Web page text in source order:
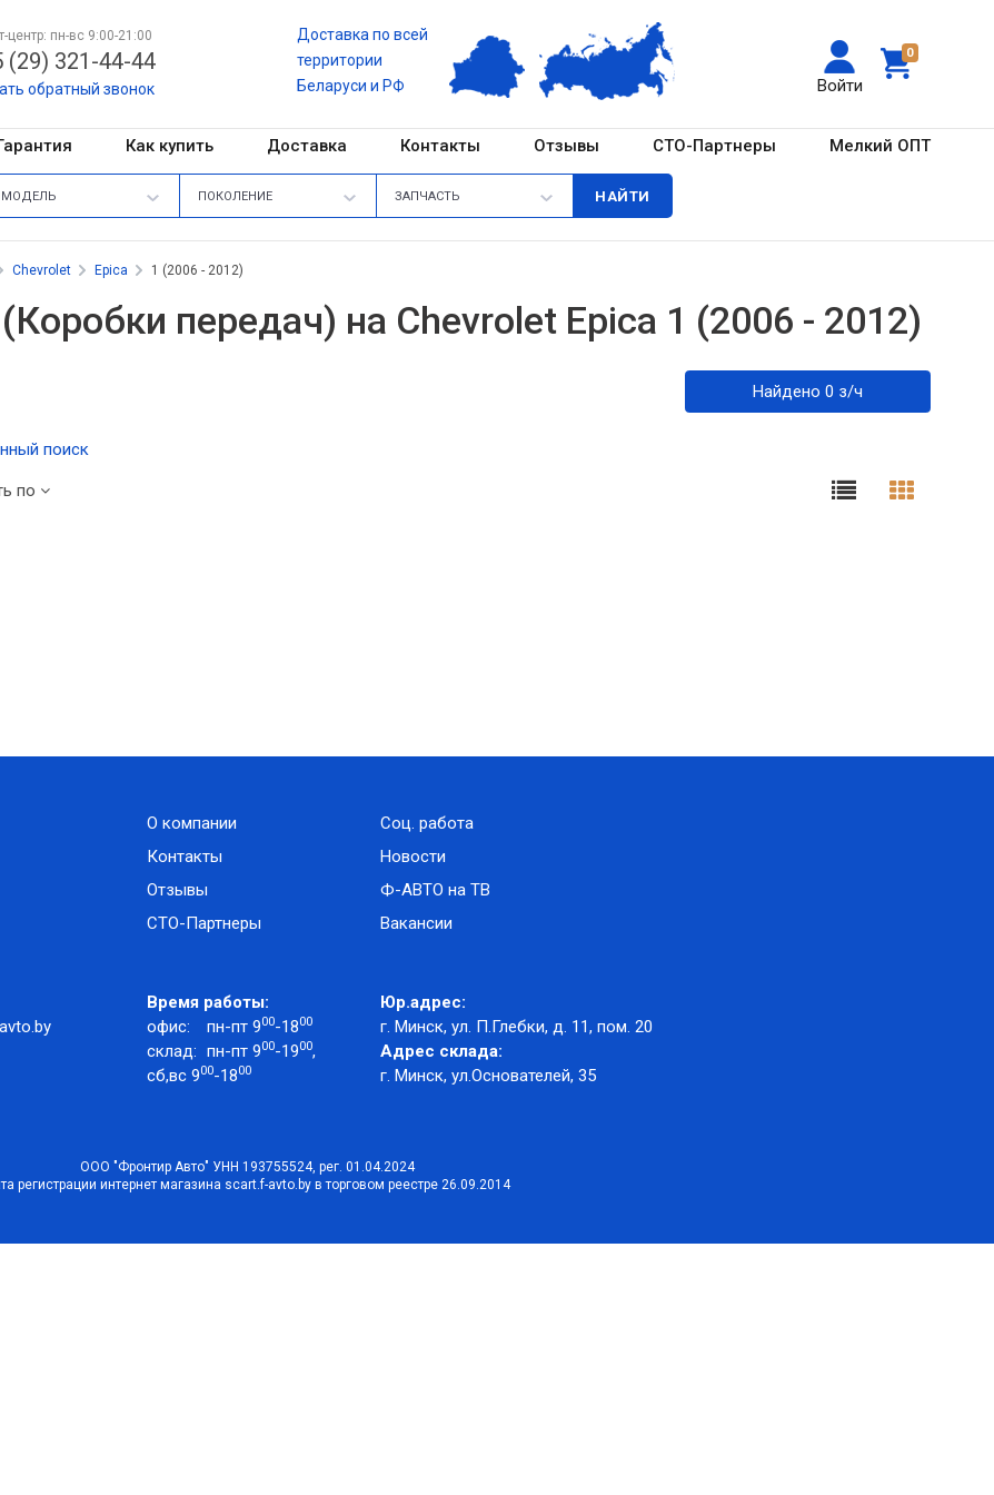
0
Войти
центр: пн-вс 9:00-21:00
(29) 321-44-44
обратный звонок
Доставка по всей
территории
Беларуси и РФ
Как купить Доставка Контакты Отзывы СТО-Партнеры Мелкий ОПТ
МОДЕЛЬ ПОКОЛЕНИЕ ЗАПЧАСТЬ
Chevrolet Epica 1 (2006 - 2012)
передач) на Chevrolet Epica 1 (2006 - 2012)
Найдено 0 з/ч
поиск
по
О компании
Контакты
Отзывы
СТО-Партнеры
Соц. работа
Новости
Ф-АВТО на ТВ
Вакансии
Время работы:
офис:
пн-пт 900-1800
склад: пн-пт 900-1900,
сб,вс 900-1800
Юр.адрес:
г. Минск, ул. П.Глебки, д. 11, пом. 20
Адрес склада:
г. Минск, ул.Основателей, 35
ООО "Фронтир Авто" УНН 193755524, рег. 01.04.2024
регистрации интернет магазина scart.f-avto.by в торговом реестре 26.09.2014